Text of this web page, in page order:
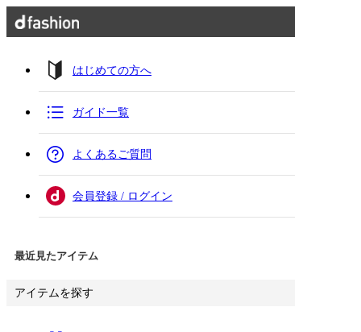
はじめての方へ
ガイド一覧
よくあるご質問
会員登録 / ログイン
最近見たアイテム
アイテムを探す